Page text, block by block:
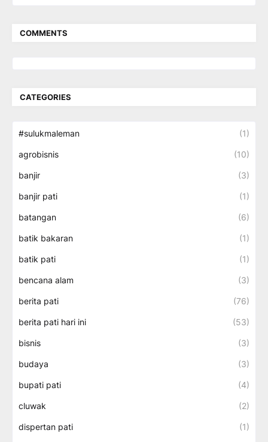
COMMENTS
CATEGORIES
#sulukmaleman (1)
agrobisnis (10)
banjir (3)
banjir pati (1)
batangan (6)
batik bakaran (1)
batik pati (1)
bencana alam (3)
berita pati (76)
berita pati hari ini (53)
bisnis (3)
budaya (3)
bupati pati (4)
cluwak (2)
dispertan pati (1)